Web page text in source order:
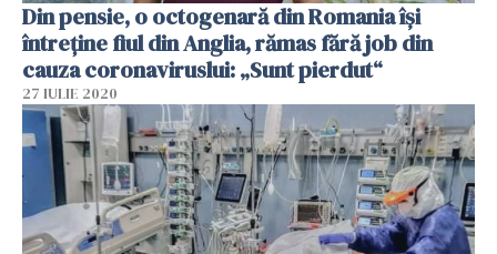
Din pensie, o octogenară din Romania își
întreține fiul din Anglia, rămas fără job din
cauza coronaviruslui: „Sunt pierdut“
27 IULIE 2020